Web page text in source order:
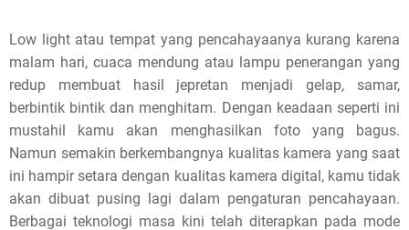
p
s
t
,
Low light atau tempat yang pencahayaanya kurang karena
malam hari, cuaca mendung atau lampu penerangan yang
redup membuat hasil jepretan menjadi gelap, samar,
berbintik bintik dan menghitam. Dengan keadaan seperti ini
mustahil kamu akan menghasilkan foto yang bagus.
Namun semakin berkembangnya kualitas kamera yang saat
ini hampir setara dengan kualitas kamera digital, kamu tidak
akan dibuat pusing lagi dalam pengaturan pencahayaan.
Berbagai teknologi masa kini telah diterapkan pada mode